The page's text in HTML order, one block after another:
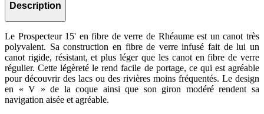
Description
Le Prospecteur 15' en fibre de verre de Rhéaume est un canot très
polyvalent. Sa construction en fibre de verre infusé fait de lui un
canot rigide, résistant, et plus léger que les canot en fibre de verre
régulier. Cette légèreté le rend facile de portage, ce qui est agréable
pour découvrir des lacs ou des rivières moins fréquentés. Le design
en « V » de la coque ainsi que son giron modéré rendent sa
navigation aisée et agréable.